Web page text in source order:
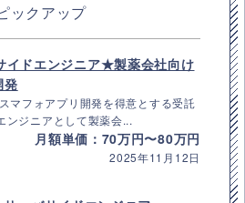
ックアップ
イドエンジニア★製薬会社向け
発
マフォアプリ開発を得意とする受託
ンジニアとして製薬会...
月額単価：70万円〜80万円
2025年11月12日